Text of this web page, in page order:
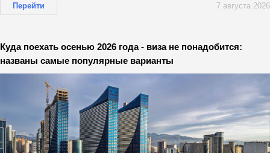
Перейти 7 августа 2026
Куда поехать осенью 2026 года - виза не понадобится:
названы самые популярные варианты